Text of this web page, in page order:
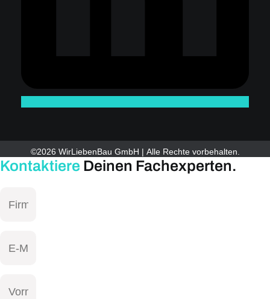
©2026 WirLiebenBau GmbH | Alle Rechte vorbehalten.
Kontaktiere Deinen Fachexperten.